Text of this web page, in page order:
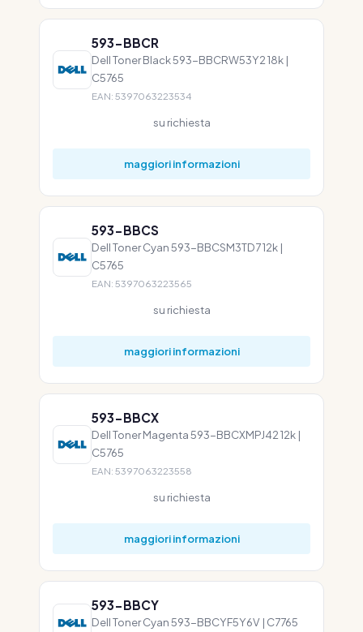
593-BBCR
Dell Toner Black 593-BBCRW53Y2 18k |
C5765
EAN: 5397063223534
su richiesta
maggiori informazioni
593-BBCS
Dell Toner Cyan 593-BBCSM3TD7 12k |
C5765
EAN: 5397063223565
su richiesta
maggiori informazioni
593-BBCX
Dell Toner Magenta 593-BBCXMPJ42 12k |
C5765
EAN: 5397063223558
su richiesta
maggiori informazioni
593-BBCY
Dell Toner Cyan 593-BBCYF5Y6V | C7765